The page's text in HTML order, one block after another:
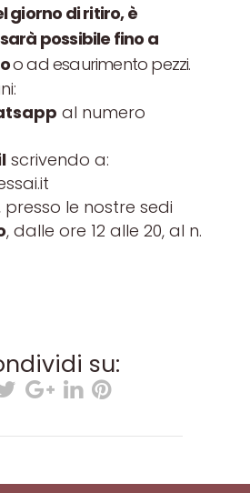
giorno di ritiro,è
possibile fino a
o ad esaurimento pezzi.
al numero
scrivendo a:
presso le nostre sedi
, dalle ore 12 alle 20, al n.
su: